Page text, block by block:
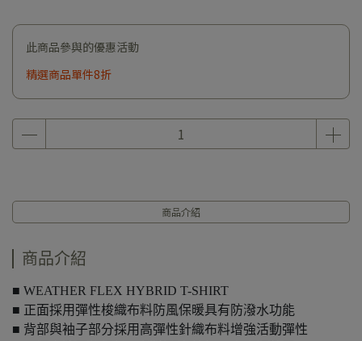
此商品參與的優惠活動
精選商品單件8折
商品介紹
商品介紹
■ WEATHER FLEX HYBRID T-SHIRT
■ 正面採用彈性梭織布料防風保暖具有防潑水功能
■ 背部與袖子部分採用高彈性針織布料增強活動彈性